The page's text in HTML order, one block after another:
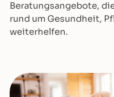
Beratungsangebote,
rund um Gesundheit,
weiterhelfen.